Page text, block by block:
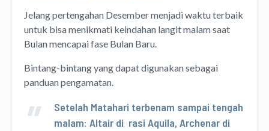
Jelang pertengahan Desember menjadi waktu terbaik
untuk bisa menikmati keindahan langit malam saat
Bulan mencapai fase Bulan Baru.
Bintang-bintang yang dapat digunakan sebagai
panduan pengamatan.
Setelah Matahari terbenam sampai tengah
malam: Altair di rasi Aquila, Archenar di